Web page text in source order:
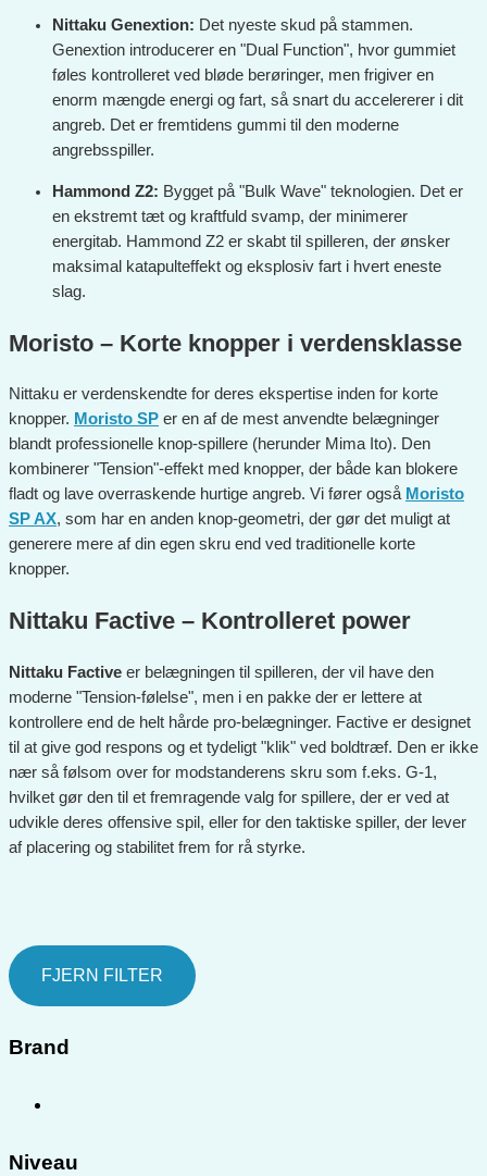
FJERN FILTER
Brand
Niveau
Nittaku Genextion: Det nyeste skud på stammen.
Genextion introducerer en "Dual Function", hvor gummiet
føles kontrolleret ved bløde berøringer, men frigiver en
enorm mængde energi og fart, så snart du accelererer i dit
angreb. Det er fremtidens gummi til den moderne
angrebsspiller.
Hammond Z2: Bygget på "Bulk Wave" teknologien. Det er
en ekstremt tæt og kraftfuld svamp, der minimerer
energitab. Hammond Z2 er skabt til spilleren, der ønsker
maksimal katapulteffekt og eksplosiv fart i hvert eneste
slag.
Moristo – Korte knopper i verdensklasse
Nittaku er verdenskendte for deres ekspertise inden for korte
knopper. Moristo SP er en af de mest anvendte belægninger
blandt professionelle knop-spillere (herunder Mima Ito). Den
kombinerer "Tension"-effekt med knopper, der både kan blokere
fladt og lave overraskende hurtige angreb. Vi fører også Moristo
SP AX, som har en anden knop-geometri, der gør det muligt at
generere mere af din egen skru end ved traditionelle korte
knopper.
Nittaku Factive – Kontrolleret power
Nittaku Factive er belægningen til spilleren, der vil have den
moderne "Tension-følelse", men i en pakke der er lettere at
kontrollere end de helt hårde pro-belægninger. Factive er designet
til at give god respons og et tydeligt "klik" ved boldtræf. Den er ikke
nær så følsom over for modstanderens skru som f.eks. G-1,
hvilket gør den til et fremragende valg for spillere, der er ved at
udvikle deres offensive spil, eller for den taktiske spiller, der lever
af placering og stabilitet frem for rå styrke.